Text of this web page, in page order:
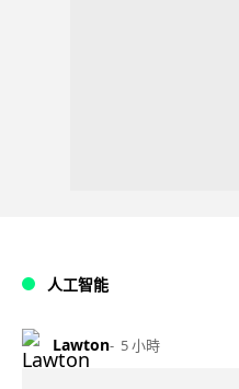
人工智能
Lawton 5 小時